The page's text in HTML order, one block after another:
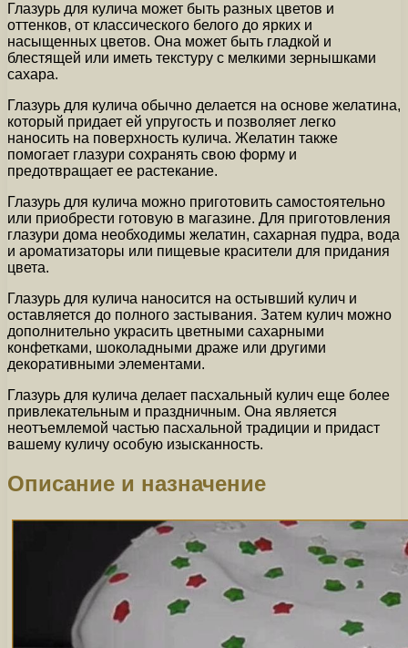
Глазурь для кулича может быть разных цветов и
оттенков, от классического белого до ярких и
насыщенных цветов. Она может быть гладкой и
блестящей или иметь текстуру с мелкими зернышками
сахара.
Глазурь для кулича обычно делается на основе желатина,
который придает ей упругость и позволяет легко
наносить на поверхность кулича. Желатин также
помогает глазури сохранять свою форму и
предотвращает ее растекание.
Глазурь для кулича можно приготовить самостоятельно
или приобрести готовую в магазине. Для приготовления
глазури дома необходимы желатин, сахарная пудра, вода
и ароматизаторы или пищевые красители для придания
цвета.
Глазурь для кулича наносится на остывший кулич и
оставляется до полного застывания. Затем кулич можно
дополнительно украсить цветными сахарными
конфетками, шоколадными драже или другими
декоративными элементами.
Глазурь для кулича делает пасхальный кулич еще более
привлекательным и праздничным. Она является
неотъемлемой частью пасхальной традиции и придаст
вашему куличу особую изысканность.
Описание и назначение